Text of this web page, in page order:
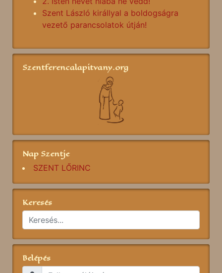
Szent László királlyal a boldogságra
vezető parancsolatok útján!
Szentferencalapitvany.org
Nap Szentje
SZENT LŐRINC
Keresés
Belépés